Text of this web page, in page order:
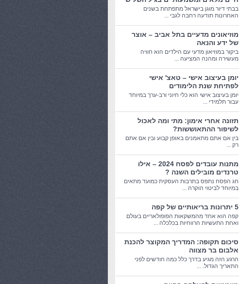
בבתי דיור מוגן בישראל מתפתחת בשנים
האחרונות תודעה רחבה לגבי ...
מוזיאונים מדעיים בתל אביב – אוצר
של ידע והנאה
ביקור במוזיאון מדעי עם הילדים הוא חוויה
מעשירה ומהנה המציעה ...
יומן בעיצוב אישי – טאצ' אישי
לפתיחת שנת הלימודים
יומן בעיצוב אישי הוא כלי חיוני ורב-ערך במיוחד
עבור תלמידי ...
תזונה אחרי אימון: מתי ומה לאכול
לשיפור ההתאוששות?
בין אם אתם מתאמנים באופן קבוע ובין אם אתם
רק ...
מתנות עובדים לפסח 2024 – אילו
טרנדים מובילים השנה ?
חג הפסח נתפס בתרבות העסקית כמועד מתאים
במיוחד לביטוי הוקרה ...
5 יתרונות בריאותיים של קפה
קפה הוא אחד מהמשקאות הפופולאריים בעולם
ואחת התעשיות הרווחיות בכלכלה ...
סיכום תקופה: המדריך המקוצר להכנת
אלבום בר מצווה
הרגע הזה מגיע בדרך כלל כמה חודשים לפני
התאריך הגדול. ...